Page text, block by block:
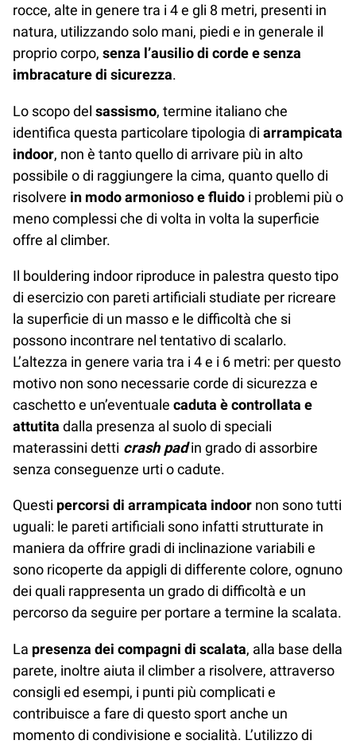
rocce, alte in genere tra i 4 e gli 8 metri, presenti in
natura, utilizzando solo mani, piedi e in generale il
proprio corpo, senza l’ausilio di corde e senza
imbracature di sicurezza.
Lo scopo del sassismo, termine italiano che
identifica questa particolare tipologia di arrampicata
indoor, non è tanto quello di arrivare più in alto
possibile o di raggiungere la cima, quanto quello di
risolvere in modo armonioso e fluido i problemi più o
meno complessi che di volta in volta la superficie
offre al climber.
Il bouldering indoor riproduce in palestra questo tipo
di esercizio con pareti artificiali studiate per ricreare
la superficie di un masso e le difficoltà che si
possono incontrare nel tentativo di scalarlo.
L’altezza in genere varia tra i 4 e i 6 metri: per questo
motivo non sono necessarie corde di sicurezza e
caschetto e un’eventuale caduta è controllata e
attutita dalla presenza al suolo di speciali
materassini detti crash padin grado di assorbire
senza conseguenze urti o cadute.
Questi percorsi di arrampicata indoor non sono tutti
uguali: le pareti artificiali sono infatti strutturate in
maniera da offrire gradi di inclinazione variabili e
sono ricoperte da appigli di differente colore, ognuno
dei quali rappresenta un grado di difficoltà e un
percorso da seguire per portare a termine la scalata.
La presenza dei compagni di scalata, alla base della
parete, inoltre aiuta il climber a risolvere, attraverso
consigli ed esempi, i punti più complicati e
contribuisce a fare di questo sport anche un
momento di condivisione e socialità. L’utilizzo di